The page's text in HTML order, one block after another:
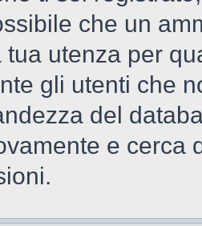
che un
tua utenza per
gli utenti che
del
e cerca